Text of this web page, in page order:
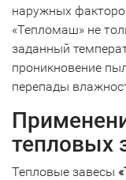
наружных
«Тепломаш» не
заданный
проникновение
перепады
тепловых
Тепловые завесы